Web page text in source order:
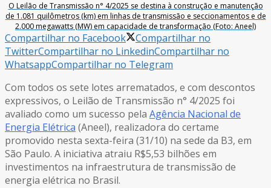
O Leilão de Transmissão n° 4/2025 se destina à construção e manutenção
de 1.081 quilômetros (km) em linhas de transmissão e seccionamentos e de
2.000 megawatts (MW) em capacidade de transformação (Foto: Aneel)
Compartilhar no Facebook
Compartilhar no
TwitterCompartilhar no LinkedinCompartilhar no
WhatsappCompartilhar no Telegram
Com todos os sete lotes arrematados, e com descontos
expressivos, o Leilão de Transmissão n° 4/2025 foi
avaliado como um sucesso pela Agência Nacional de
Energia Elétrica (Aneel), realizadora do certame
promovido nesta sexta-feira (31/10) na sede da B3, em
São Paulo. A iniciativa atraiu R$5,53 bilhões em
investimentos na infraestrutura de transmissão de
energia elétrica no Brasil.